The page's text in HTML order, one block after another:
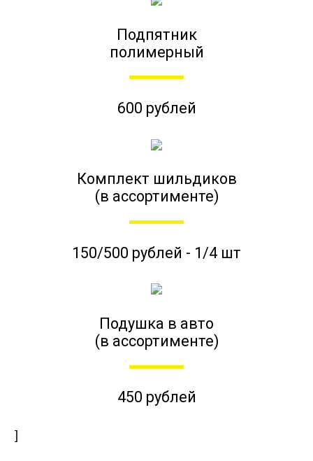
Подпятник
полимерный
600 рублей
Комплект шильдиков
(в ассортименте)
150/500 рублей - 1/4 шт
Подушка в авто
(в ассортименте)
450 рублей
]